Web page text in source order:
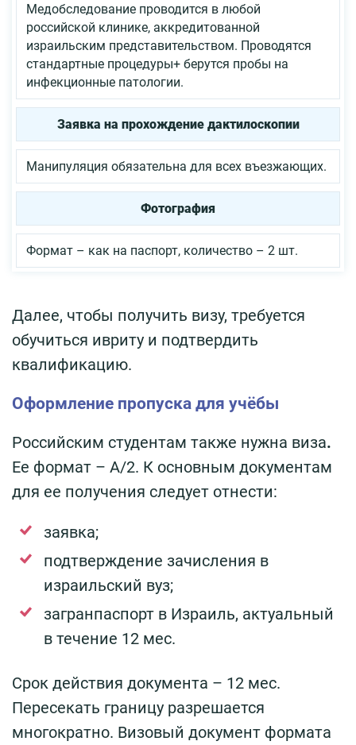
Медобследование проводится в любой
российской клинике, аккредитованной
израильским представительством. Проводятся
стандартные процедуры+ берутся пробы на
инфекционные патологии.
Заявка на прохождение дактилоскопии
Манипуляция обязательна для всех въезжающих.
Фотография
Формат – как на паспорт, количество – 2 шт.
Далее, чтобы получить визу, требуется
обучиться ивриту и подтвердить
квалификацию.
Оформление пропуска для учёбы
Российским студентам также нужна виза.
Ее формат – А/2. К основным документам
для ее получения следует отнести:
заявка;
подтверждение зачисления в
израильский вуз;
загранпаспорт в Израиль, актуальный
в течение 12 мес.
Срок действия документа – 12 мес.
Пересекать границу разрешается
многократно. Визовый документ формата